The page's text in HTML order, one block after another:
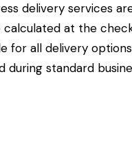
delivery services
calculated at the
for all delivery
during standard